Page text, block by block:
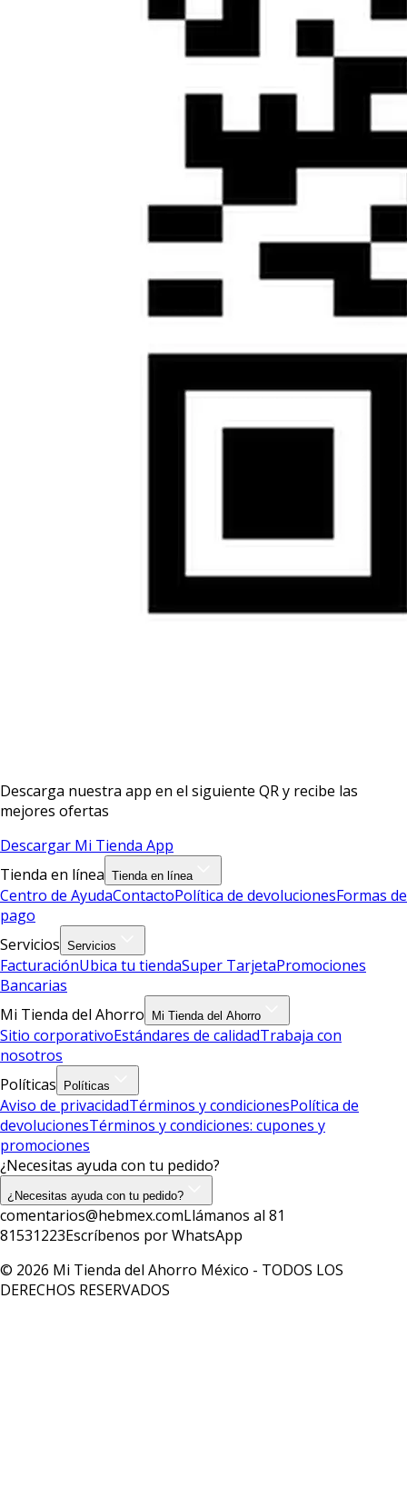
Descarga nuestra app en el siguiente QR y recibe las
mejores ofertas
Descargar Mi Tienda App
Tienda en línea Tienda en línea
Centro de AyudaContactoPolítica de devolucionesFormas de
pago
Servicios Servicios
FacturaciónUbica tu tiendaSuper TarjetaPromociones
Bancarias
Mi Tienda del Ahorro
Mi Tienda del Ahorro
Sitio corporativoEstándares de calidadTrabaja con
nosotros
Políticas
Políticas
Aviso de privacidadTérminos y condicionesPolítica de
devolucionesTérminos y condiciones: cupones y
promociones
¿Necesitas ayuda con tu pedido?
¿Necesitas ayuda con tu pedido?
comentarios@hebmex.comLlámanos al 81
81531223Escríbenos por WhatsApp
© 2026 Mi Tienda del Ahorro México - TODOS LOS
DERECHOS RESERVADOS